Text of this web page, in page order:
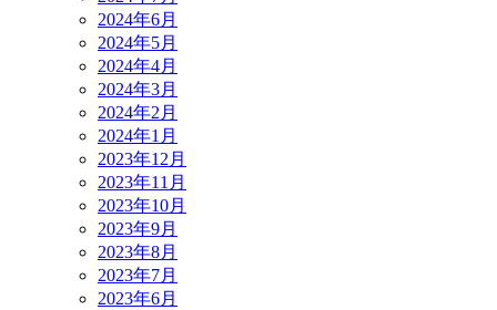
2024年6月
2024年5月
2024年4月
2024年3月
2024年2月
2024年1月
2023年12月
2023年11月
2023年10月
2023年9月
2023年8月
2023年7月
2023年6月